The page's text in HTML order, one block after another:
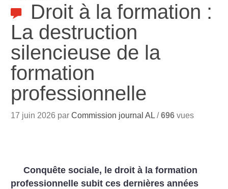
Droit à la formation :
La destruction
silencieuse de la
formation
professionnelle
17 juin 2026 parCommission journal AL /696 vues
Conquête sociale, le droit à la formation
professionnelle subit ces dernières années